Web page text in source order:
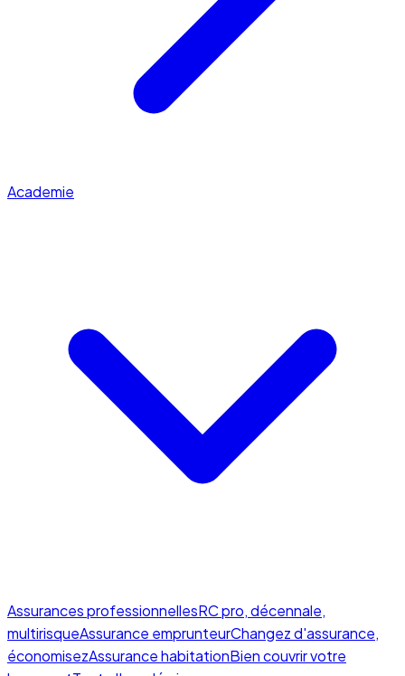
Academie
Assurances professionnellesRC pro, décennale,
multirisqueAssurance emprunteurChangez d'assurance,
économisezAssurance habitationBien couvrir votre